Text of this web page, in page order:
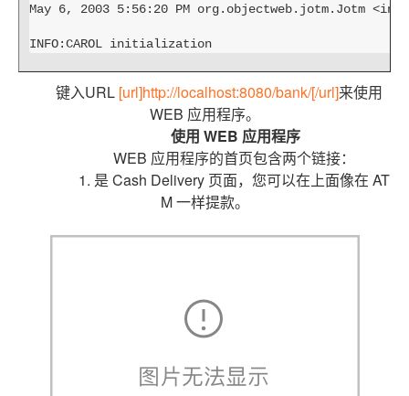
May 6, 2003 5:56:20 PM org.objectweb.jotm.Jotm
INFO:CAROL initialization
键入URL [url]http://localhost:8080/bank/[/url]来使用
WEB 应用程序。
使用 WEB 应用程序
WEB 应用程序的首页包含两个链接：
1. 是 Cash Delivery 页面，您可以在上面像在 AT
M 一样提款。